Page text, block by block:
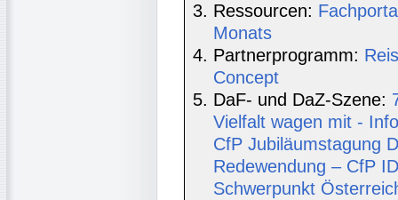
Ressourcen:
Monats
Partnerprogramm:
Concept
DaF- und DaZ-Szene:
Vielfalt wagen mit -
CfP Jubiläumstagung
Redewendung – CfP
Schwerpunkt